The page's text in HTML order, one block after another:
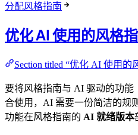
分配风格指南
优化 AI 使用的风格
Section titled “优化 AI 使用的
要将风格指南与 AI 驱动的功
合使用，AI 需要一份简洁的规
功能在风格指南的 AI 就绪版本